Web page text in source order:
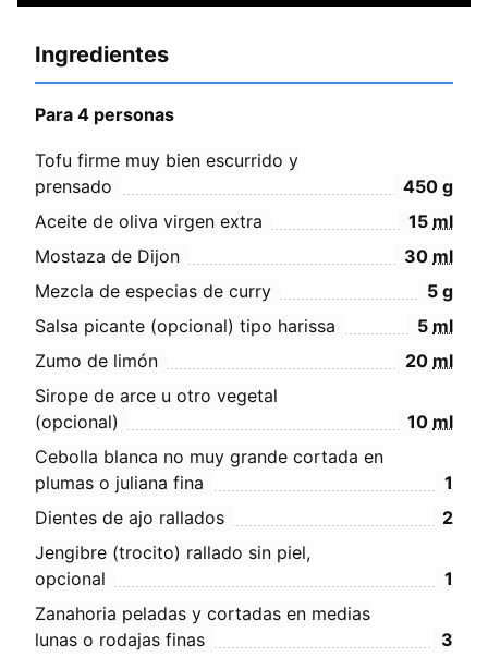
Ingredientes
Para 4 personas
Tofu firme muy bien escurrido y
prensado
450 g
Aceite de oliva virgen extra
15 ml
Mostaza de Dijon
30 ml
Mezcla de especias de curry
5 g
Salsa picante (opcional) tipo harissa
5 ml
Zumo de limón
20 ml
Sirope de arce u otro vegetal
(opcional)
10 ml
Cebolla blanca no muy grande cortada en
plumas o juliana fina
1
Dientes de ajo rallados
2
Jengibre (trocito) rallado sin piel,
opcional
1
Zanahoria peladas y cortadas en medias
lunas o rodajas finas
3